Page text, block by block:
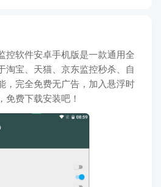
控软件安卓手机版是一款通用全
淘宝、天猫、京东监控秒杀、自
，完全免费无广告，加入悬浮时
免费下载安装吧！